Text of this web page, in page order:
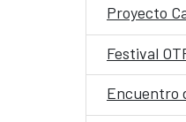
Proyecto
Festival
Encuentro